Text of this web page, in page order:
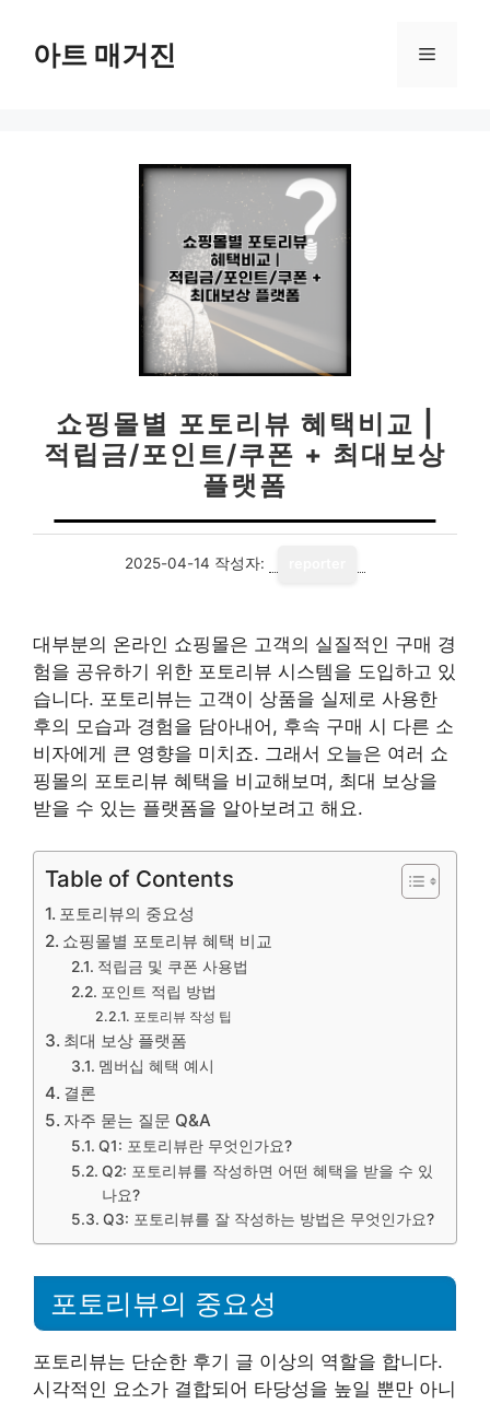
아트 매거진 메
쇼핑몰별 포토리뷰 혜택비교 |
적립금/포인트/쿠폰 + 최대보상
플랫폼
2025-04-14 작성자:
대부분의 온라인 쇼핑몰은 고객의 실질적인 구매 경
험을 공유하기 위한 포토리뷰 시스템을 도입하고 있
습니다. 포토리뷰는 고객이 상품을 실제로 사용한
후의 모습과 경험을 담아내어, 후속 구매 시 다른 소
비자에게 큰 영향을 미치죠. 그래서 오늘은 여러 쇼
핑몰의 포토리뷰 혜택을 비교해보며, 최대 보상을
받을 수 있는 플랫폼을 알아보려고 해요.
Table of Contents
포토리뷰의 중요성
쇼핑몰별 포토리뷰 혜택 비교
적립금 및 쿠폰 사용법
포인트 적립 방법
포토리뷰 작성 팁
최대 보상 플랫폼
멤버십 혜택 예시
결론
자주 묻는 질문 Q&A
Q1: 포토리뷰란 무엇인가요?
Q2: 포토리뷰를 작성하면 어떤 혜택을 받을 수 있
나요?
Q3: 포토리뷰를 잘 작성하는 방법은 무엇인가요?
포토리뷰의 중요성
포토리뷰는 단순한 후기 글 이상의 역할을 합니다.
시각적인 요소가 결합되어 타당성을 높일 뿐만 아니